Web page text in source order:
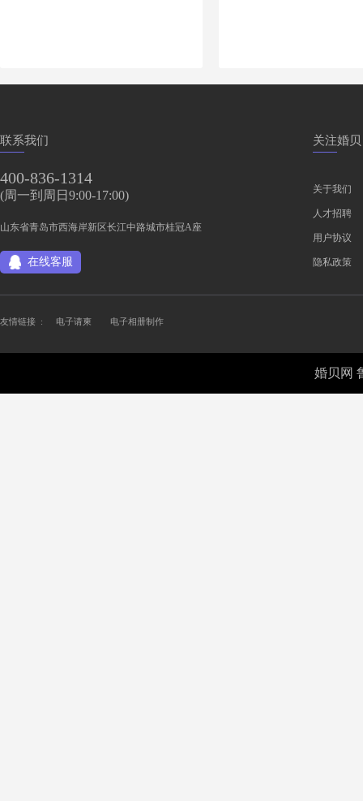
联系我们
400-836-1314
(周一到周日9:00-17:00)
山东省青岛市西海岸新区长江中路城市桂冠A座
在线客服
关注婚贝
关于我们
人才招聘
用户协议
隐私政策
友情链接 : 电子请柬 电子相册制作
婚贝网